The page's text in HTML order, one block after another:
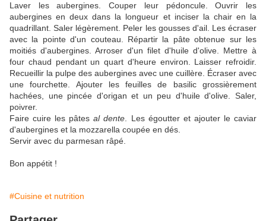
Laver les aubergines. Couper leur pédoncule. Ouvrir les
aubergines en deux dans la longueur et inciser la chair en la
quadrillant. Saler légèrement. Peler les gousses d'ail. Les écraser
avec la pointe d'un couteau. Répartir la pâte obtenue sur les
moitiés d'aubergines. Arroser d'un filet d'huile d'olive. Mettre à
four chaud pendant un quart d'heure environ. Laisser refroidir.
Recueillir la pulpe des aubergines avec une cuillère. Écraser avec
une fourchette. Ajouter les feuilles de basilic grossièrement
hachées, une pincée d'origan et un peu d'huile d'olive. Saler,
poivrer.
Faire cuire les pâtesal dente . Les égoutter et ajouter le caviar
d'aubergines et la mozzarella coupée en dés.
Servir avec du parmesan râpé.
Bon appétit !
#Cuisine et nutrition